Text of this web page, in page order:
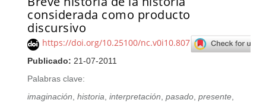
considerada como producto
discursivo
https://doi.org/10.25100/nc.v0i10.807
Publicado: 21-07-2011
Palabras clave:
imaginación,historia,interpretación,pasado,presente,